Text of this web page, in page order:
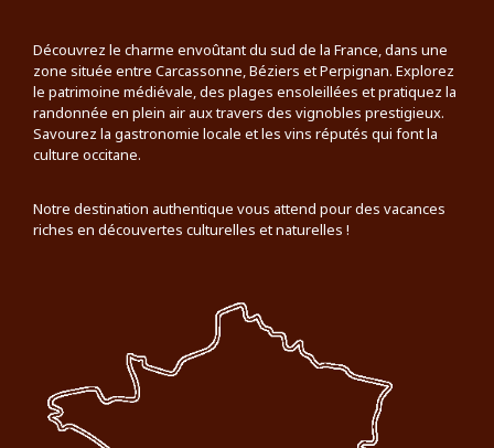
Découvrez le charme envoûtant du sud de la France, dans une
zone située entre Carcassonne, Béziers et Perpignan. Explorez
le patrimoine médiévale, des plages ensoleillées et pratiquez la
randonnée en plein air aux travers des vignobles prestigieux.
Savourez la gastronomie locale et les vins réputés qui font la
culture occitane.
Notre destination authentique vous attend pour des vacances
riches en découvertes culturelles et naturelles !